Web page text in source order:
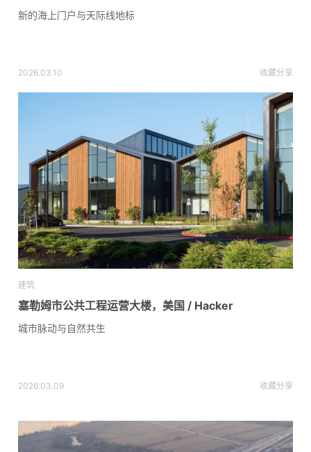
新的海上门户与天际线地标
2026.03.10 收藏分享
建筑
塞勒姆市公共工程运营大楼，美国 / Hacker
城市脉动与自然共生
2026.03.09 收藏分享